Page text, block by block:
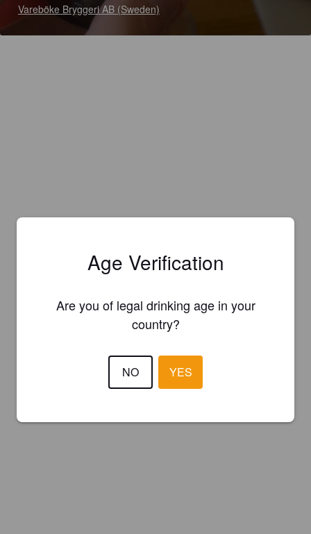
Vareböke Bryggeri AB (Sweden)
Age Verification
Are you of legal drinking age in your
country?
NO YES